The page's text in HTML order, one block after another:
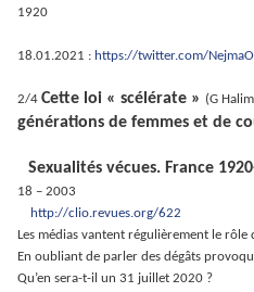
1920
18.01.2021 : https://twitter.com/
2/4 Cette loi « scélérate » (G
générations de femmes et de
Sexualités vécues. France
18 – 2003
http://clio.revues.org/622
Les médias vantent régulièrement le rôle
En oubliant de parler des dégâts
Qu’en sera-t-il un 31 juillet 2020 ?